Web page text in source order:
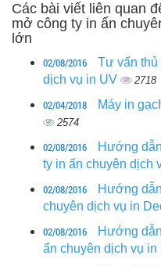
Các bài viết liên quan
mở công ty in ấn
lớn
02/08/2016
Tư vấn thủ
dịch vụ in UV
2718
02/04/2018 Máy in
2574
02/08/2016
Hướng
ty in ấn chuyên dịch
02/08/2016
Hướng
chuyên dịch vụ in
02/08/2016
Hướng
ấn chuyên dịch vụ in